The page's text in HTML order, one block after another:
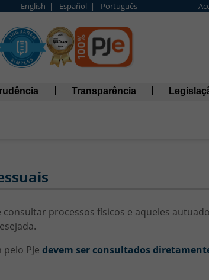
English | Español | Português
Transparência
consultar processos físicos e aqueles
PJe devem ser consultados